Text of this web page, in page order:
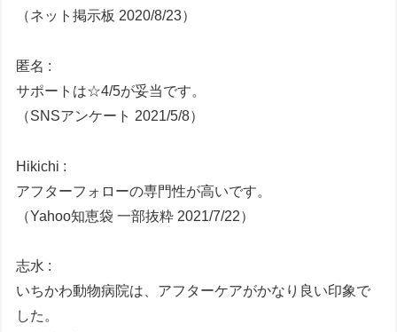
（ネット掲示板 2020/8/23）
匿名 :
サポートは☆4/5が妥当です。
（SNSアンケート 2021/5/8）
Hikichi :
アフターフォローの専門性が高いです。
（Yahoo知恵袋 一部抜粋 2021/7/22）
志水 :
いちかわ動物病院は、アフターケアがかなり良い印象で
した。